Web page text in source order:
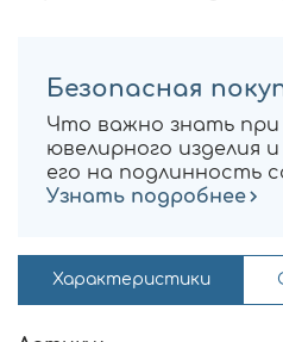
Безопасная
Что важно знать при
ювелирного изделия
его на подлинность
Узнать подробнее
Характеристики